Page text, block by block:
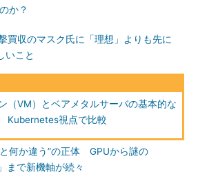
か？
買収のマスク氏に「理想」よりも先に
いこと
（VM）とベアメタルサーバの基本的な
Kubernetes視点で比較
何か違う”の正体 GPUから謎の
まで新機軸が続々